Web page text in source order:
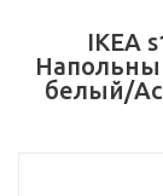
IKEA
белый/